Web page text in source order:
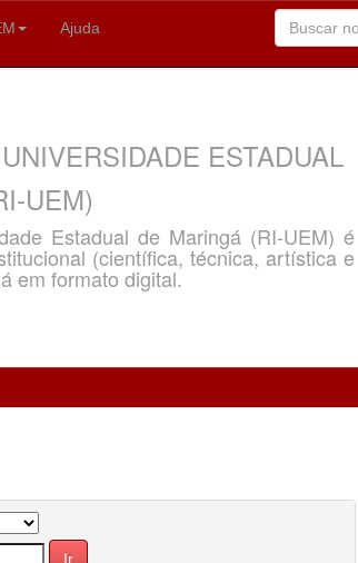
Ajuda
ESTADUAL
UEM)
Estadual de Maringá (RI-UEM) é
(científica, técnica, artística e
em formato digital.